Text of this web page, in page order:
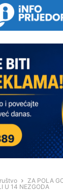
ZA POLA
U 14 NEZGODA